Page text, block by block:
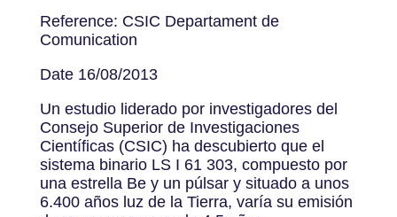
Reference: CSIC Departament de
Comunication
Date 16/08/2013
Un estudio liderado por investigadores del
Consejo Superior de Investigaciones
Científicas (CSIC) ha descubierto que el
sistema binario LS I 61 303, compuesto por
una estrella Be y un púlsar y situado a unos
6.400 años luz de la Tierra, varía su emisión